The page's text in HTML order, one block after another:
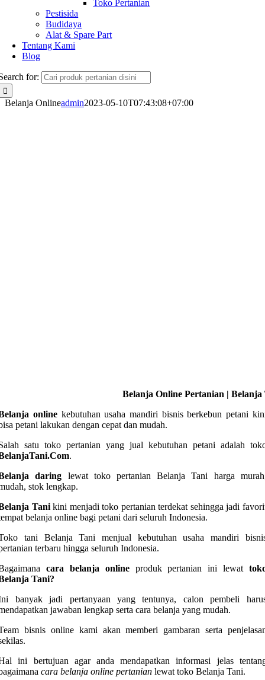
Toko Pertanian
Pestisida
Budidaya
Alat & Spare Part
Tentang Kami
Blog
for:
Belanja Onlineadmin2023-05-10T07:43:08+07:00
Belanja Online Pertanian | Belanja
onlinekebutuhan usaha mandiri bisnis berkebun petani
petani lakukan dengan cepat dan mudah.
satu toko pertanian yang jual kebutuhan petani adalah
.
daring lewat toko pertanian Belanja Tani harga
stok lengkap.
Tanikini menjadi toko pertanian terdekat sehingga jadi
belanja online bagi petani dari seluruh Indonesia.
tani Belanja Tani menjual kebutuhan usaha mandiri
terbaru hingga seluruh Indonesia.
cara belanja onlineproduk pertanian ini lewat
Tani?
banyak jadi pertanyaan yang tentunya, calon pembeli
jawaban lengkap serta cara belanja yang mudah.
bisnis online kami akan memberi gambaran serta
ini bertujuan agar anda mendapatkan informasi jelas
cara belanja online pertanian lewat toko Belanja Tani.